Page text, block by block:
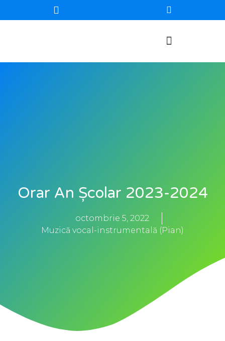
Orar An Școlar 2023-2024
octombrie 5, 2022
Muzică vocal-instrumentală (Pian)